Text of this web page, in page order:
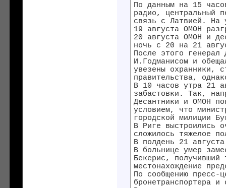
По данным на 15
радио, центральный
связь с Латвией. На
19 августа ОМОН
20 августа ОМОН и
ночь с 20 на 21
После этого генерал
И.Годманисом и
увезены охранники,
правительства,
В 10 часов утра 21
забастовки. Так,
Десантники и ОМОН
условием, что
городской милиции
В Риге выстроились
сложилось тяжелое
В полдень 21
В больнице умер
Бекерис, получивший
местонахождение
По сообщению пресс-
бронетранспортера